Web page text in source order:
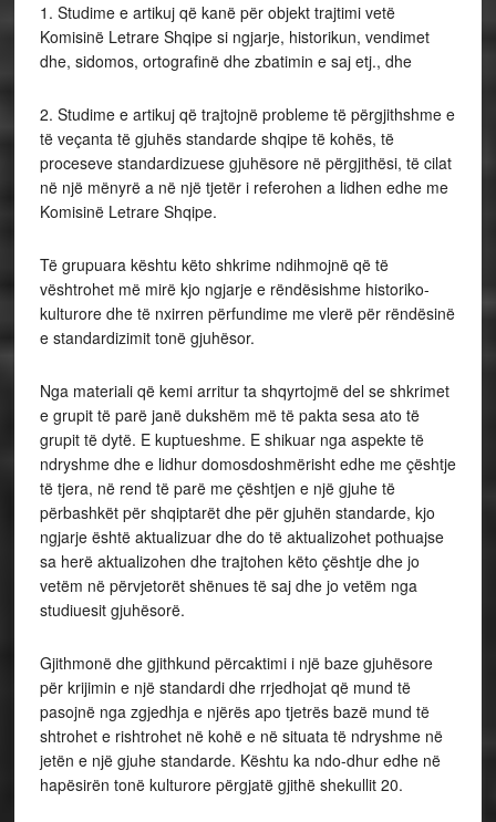
1. Studime e artikuj që kanë për objekt trajtimi vetë
Komisinë Letrare Shqipe si ngjarje, historikun, vendimet
dhe, sidomos, ortografinë dhe zbatimin e saj etj., dhe
2. Studime e artikuj që trajtojnë probleme të përgjithshme e
të veçanta të gjuhës standarde shqipe të kohës, të
proceseve standardizuese gjuhësore në përgjithësi, të cilat
në një mënyrë a në një tjetër i referohen a lidhen edhe me
Komisinë Letrare Shqipe.
Të grupuara kështu këto shkrime ndihmojnë që të
vështrohet më mirë kjo ngjarje e rëndësishme historiko-
kulturore dhe të nxirren përfundime me vlerë për rëndësinë
e standardizimit tonë gjuhësor.
Nga materiali që kemi arritur ta shqyrtojmë del se shkrimet
e grupit të parë janë dukshëm më të pakta sesa ato të
grupit të dytë. E kuptueshme. E shikuar nga aspekte të
ndryshme dhe e lidhur domosdoshmërisht edhe me çështje
të tjera, në rend të parë me çështjen e një gjuhe të
përbashkët për shqiptarët dhe për gjuhën standarde, kjo
ngjarje është aktualizuar dhe do të aktualizohet pothuajse
sa herë aktualizohen dhe trajtohen këto çështje dhe jo
vetëm në përvjetorët shënues të saj dhe jo vetëm nga
studiuesit gjuhësorë.
Gjithmonë dhe gjithkund përcaktimi i një baze gjuhësore
për krijimin e një standardi dhe rrjedhojat që mund të
pasojnë nga zgjedhja e njërës apo tjetrës bazë mund të
shtrohet e rishtrohet në kohë e në situata të ndryshme në
jetën e një gjuhe standarde. Kështu ka ndo-dhur edhe në
hapësirën tonë kulturore përgjatë gjithë shekullit 20.